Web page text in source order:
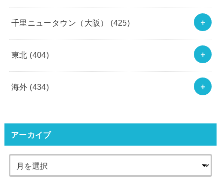
千里ニュータウン（大阪） (425)
東北 (404)
海外 (434)
アーカイブ